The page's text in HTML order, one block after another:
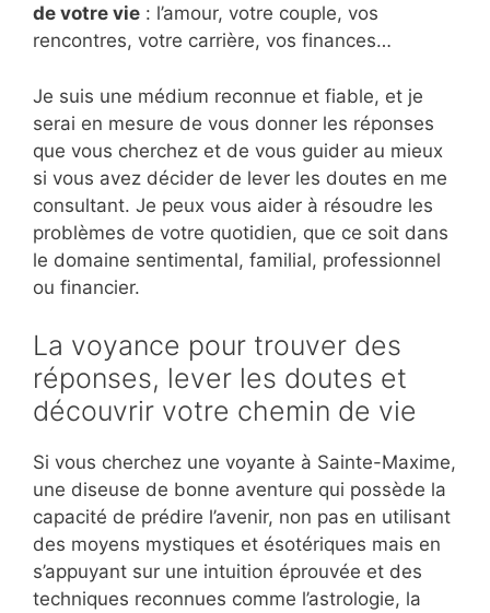
de votre vie : l’amour, votre couple, vos
rencontres, votre carrière, vos finances…
Je suis une médium reconnue et fiable, et je
serai en mesure de vous donner les réponses
que vous cherchez et de vous guider au mieux
si vous avez décider de lever les doutes en me
consultant. Je peux vous aider à résoudre les
problèmes de votre quotidien, que ce soit dans
le domaine sentimental, familial, professionnel
ou financier.
La voyance pour trouver des
réponses, lever les doutes et
découvrir votre chemin de vie
Si vous cherchez une voyante à Sainte-Maxime,
une diseuse de bonne aventure qui possède la
capacité de prédire l’avenir, non pas en utilisant
des moyens mystiques et ésotériques mais en
s’appuyant sur une intuition éprouvée et des
techniques reconnues comme l’astrologie, la